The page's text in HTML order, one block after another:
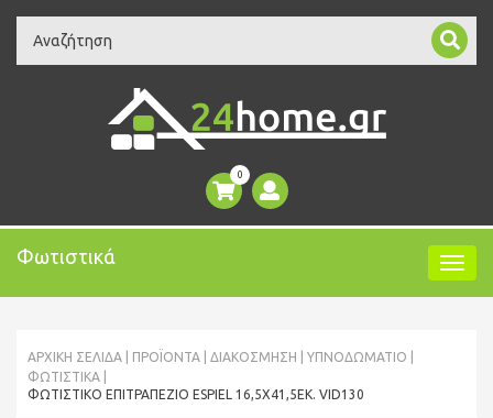
Search
0
Φωτιστικά
ΑΡΧΙΚΉ ΣΕΛΊΔΑ ΠΡΟΪΌΝΤΑ ΔΙΑΚΟΣΜΗΣΗ
ΥΠΝΟΔΩΜΆΤΙΟ
ΦΩΤΙΣΤΙΚΆ
ΦΩΤΙΣΤΙΚΌ ΕΠΙΤΡΑΠΈΖΙΟ ESPIEL 16,5X41,5ΕΚ. VID130